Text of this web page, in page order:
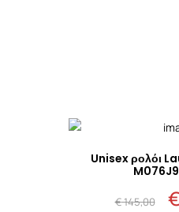
Unisex ρολόι
€145,00 €